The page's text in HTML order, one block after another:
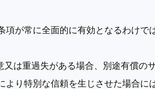
項が常に全面的に有効となるわけで
又は重過失がある場合、別途有償の
より特別な信頼を生じさせた場合に